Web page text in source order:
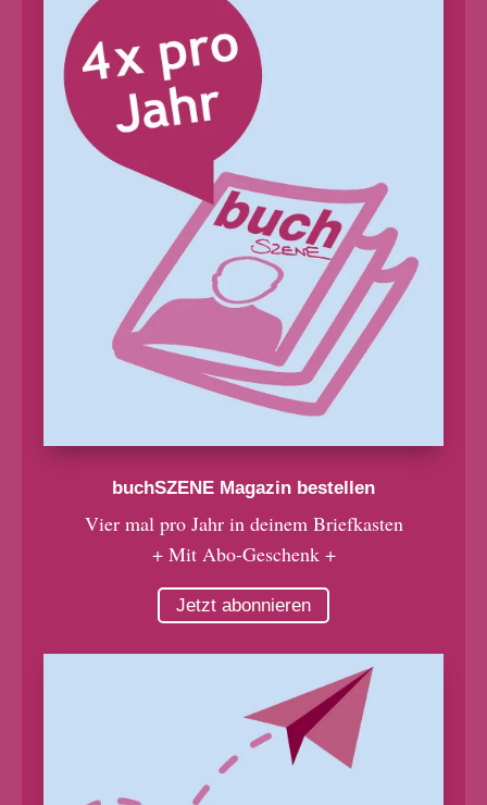
buchSZENE Magazin bestellen
Vier mal pro Jahr in deinem Briefkasten
+ Mit Abo-Geschenk +
Jetzt abonnieren